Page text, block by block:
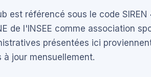
est référencé sous le code SIREN
de l'INSEE comme association
présentées ici
à jour mensuellement.